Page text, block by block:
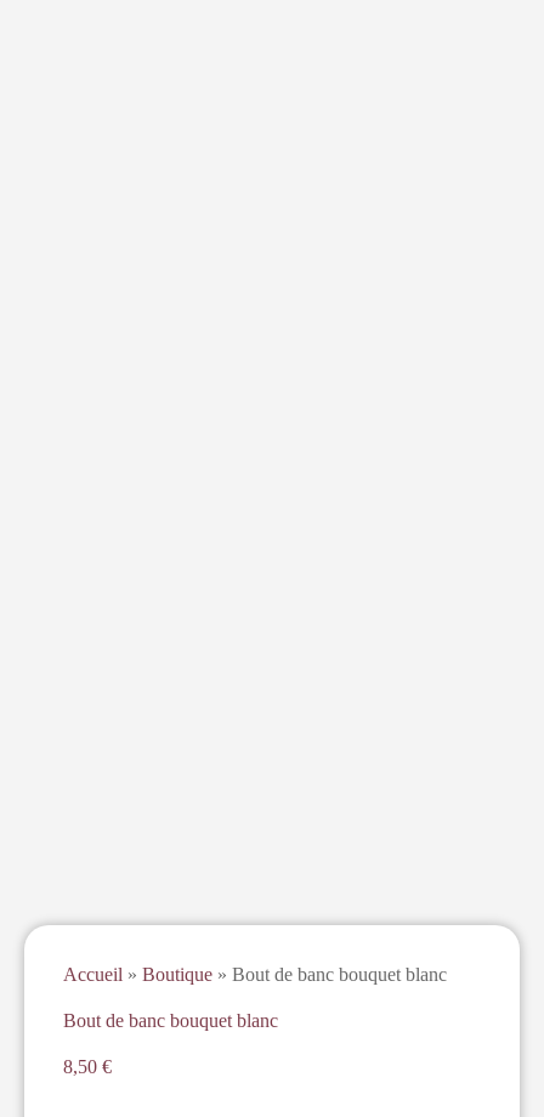
Accueil » Boutique » Bout de banc bouquet blanc
Bout de banc bouquet blanc
8,50 €